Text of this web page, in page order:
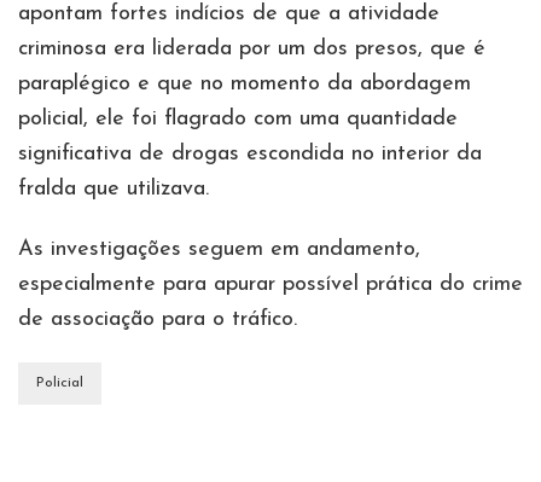
apontam fortes indícios de que a atividade
criminosa era liderada por um dos presos, que é
paraplégico e que no momento da abordagem
policial, ele foi flagrado com uma quantidade
significativa de drogas escondida no interior da
fralda que utilizava.
As investigações seguem em andamento,
especialmente para apurar possível prática do crime
de associação para o tráfico.
Policial